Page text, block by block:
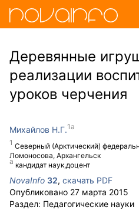
Деревянные
реализации
уроков черчения
Михайлов Н.Г.
Северный (Арктический)
Ломоносова, Архангельск
кандидат наук,доцент
NovaInfo 32, скачать PDF
Опубликовано 27 марта 2015
Раздел: Педагогические науки